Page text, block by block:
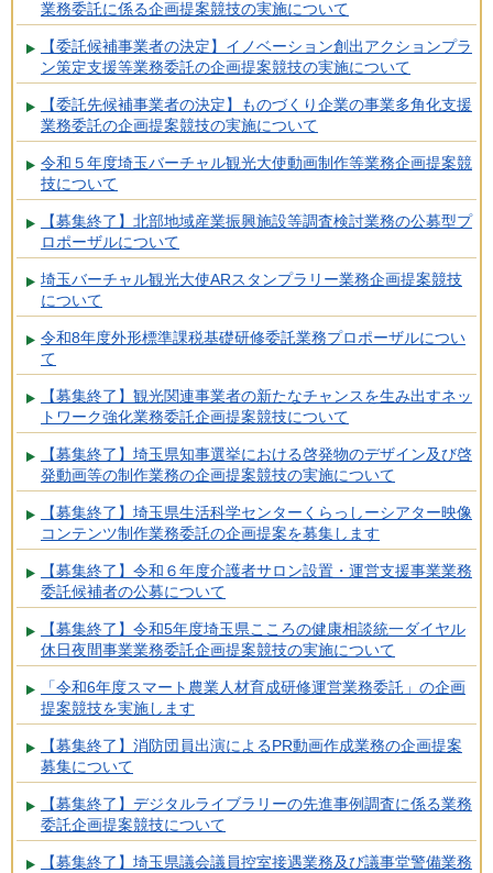
業務委託に係る企画提案競技の実施について
【委託候補事業者の決定】イノベーション創出アクションプラ
ン策定支援等業務委託の企画提案競技の実施について
【委託先候補事業者の決定】ものづくり企業の事業多角化支援
業務委託の企画提案競技の実施について
令和５年度埼玉バーチャル観光大使動画制作等業務企画提案競
技について
【募集終了】北部地域産業振興施設等調査検討業務の公募型プ
ロポーザルについて
埼玉バーチャル観光大使ARスタンプラリー業務企画提案競技
について
令和8年度外形標準課税基礎研修委託業務プロポーザルについ
て
【募集終了】観光関連事業者の新たなチャンスを生み出すネッ
トワーク強化業務委託企画提案競技について
【募集終了】埼玉県知事選挙における啓発物のデザイン及び啓
発動画等の制作業務の企画提案競技の実施について
【募集終了】埼玉県生活科学センターくらっしーシアター映像
コンテンツ制作業務委託の企画提案を募集します
【募集終了】令和６年度介護者サロン設置・運営支援事業業務
委託候補者の公募について
【募集終了】令和5年度埼玉県こころの健康相談統一ダイヤル
休日夜間事業業務委託企画提案競技の実施について
「令和6年度スマート農業人材育成研修運営業務委託」の企画
提案競技を実施します
【募集終了】消防団員出演によるPR動画作成業務の企画提案
募集について
【募集終了】デジタルライブラリーの先進事例調査に係る業務
委託企画提案競技について
【募集終了】埼玉県議会議員控室接遇業務及び議事堂警備業務